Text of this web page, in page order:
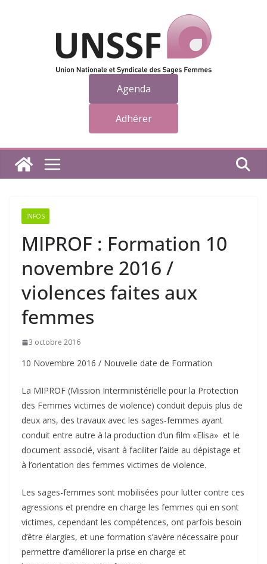
Agenda
Adhérer
INFOS
MIPROF : Formation 10
novembre 2016 /
violences faites aux
femmes
3 octobre 2016
10 Novembre 2016 / Nouvelle date de Formation
La MIPROF (Mission Interministérielle pour la Protection
des Femmes victimes de violence) conduit depuis plus de
deux ans, des travaux avec les sages-femmes ayant
conduit entre autre à la production d’un film «Elisa» et le
document associé, visant à faciliter l’aide au dépistage et
à l’orientation des femmes victimes de violence.
Les sages-femmes sont mobilisées pour lutter contre ces
agressions et prendre en charge les femmes qui en sont
victimes, cependant les compétences, ont parfois besoin
d’être élargies, et une formation s’avère nécessaire pour
permettre d’améliorer la prise en charge et